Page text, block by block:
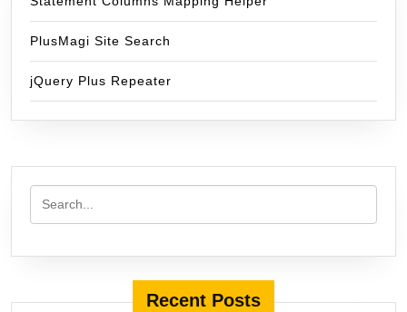
PlusMagi Site Search
jQuery Plus Repeater
Recent Posts